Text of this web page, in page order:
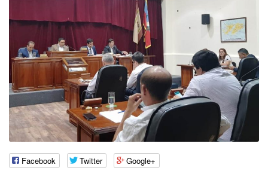
Facebook Twitter Google+